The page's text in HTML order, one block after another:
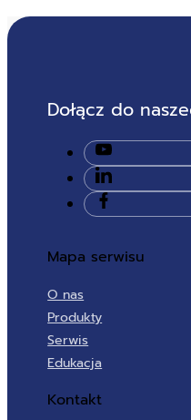
Dołącz do
Mapa serwisu
O nas
Produkty
Serwis
Edukacja
Kontakt